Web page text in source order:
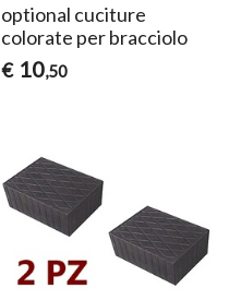
optional cuciture
colorate per bracciolo
€ 10,50